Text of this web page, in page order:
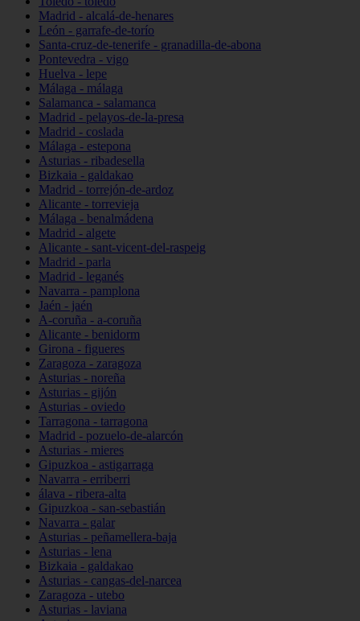
Madrid - alcalá-de-henares
León - garrafe-de-torío
Santa-cruz-de-tenerife - granadilla-de-abona
Pontevedra - vigo
Huelva - lepe
Málaga - málaga
Salamanca - salamanca
Madrid - pelayos-de-la-presa
Madrid - coslada
Málaga - estepona
Asturias - ribadesella
Bizkaia - galdakao
Madrid - torrejón-de-ardoz
Alicante - torrevieja
Málaga - benalmádena
Madrid - algete
Alicante - sant-vicent-del-raspeig
Madrid - parla
Madrid - leganés
Navarra - pamplona
Jaén - jaén
A-coruña - a-coruña
Alicante - benidorm
Girona - figueres
Zaragoza - zaragoza
Asturias - noreña
Asturias - gijón
Asturias - oviedo
Tarragona - tarragona
Madrid - pozuelo-de-alarcón
Asturias - mieres
Gipuzkoa - astigarraga
Navarra - erriberri
álava - ribera-alta
Gipuzkoa - san-sebastián
Navarra - galar
Asturias - peñamellera-baja
Asturias - lena
Bizkaia - galdakao
Asturias - cangas-del-narcea
Zaragoza - utebo
Asturias - laviana